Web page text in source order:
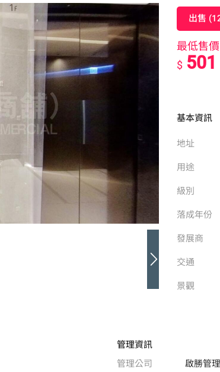
出售
最低售價
$ 501
基本資訊
地址
用途
級別
落成年份
發展商
交通
景觀
管理資訊
管理公司
啟勝管